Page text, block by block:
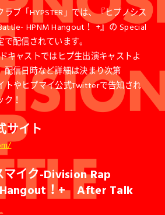
ブ「HYPSTER」では、『ヒプノシス
HPNM Hangout！ +』の Special
配信されています。
キャストではヒプ生出演キャストよ
配信日時など詳細は決まり次第
イトやヒプマイ公式Twitterで告知され
！
サイト
イク-Division Rap
！+ After Talk